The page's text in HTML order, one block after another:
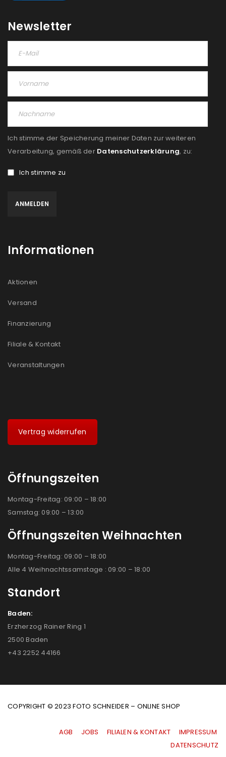
Newsletter
Ich stimme der Speicherung meiner Daten zur weiteren
Verarbeitung, gemäß der Datenschutzerklärung, zu:
Ich stimme zu
Informationen
Aktionen
Versand
Finanzierung
Filiale & Kontakt
Veranstaltungen
Vertrag widerrufen
Öffnungszeiten
Montag-Freitag: 09:00 – 18:00
Samstag: 09:00 – 13:00
Öffnungszeiten Weihnachten
Montag-Freitag: 09:00 – 18:00
Alle 4 Weihnachtssamstage : 09:00 – 18:00
Standort
Baden:
Erzherzog Rainer Ring 1
2500 Baden
+43 2252 44166
COPYRIGHT © 2023 FOTO SCHNEIDER – ONLINE SHOP
AGB JOBS FILIALEN & KONTAKT
IMPRESSUM
|DATENSCHUTZ